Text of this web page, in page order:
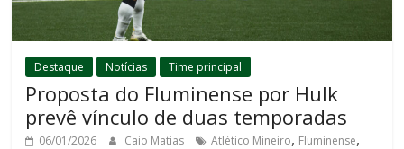
Destaque Notícias Time principal
Proposta do Fluminense por Hulk
prevê vínculo de duas temporadas
06/01/2026 Caio Matias Atlético Mineiro, Fluminense,